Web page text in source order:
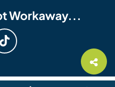
Workaway...